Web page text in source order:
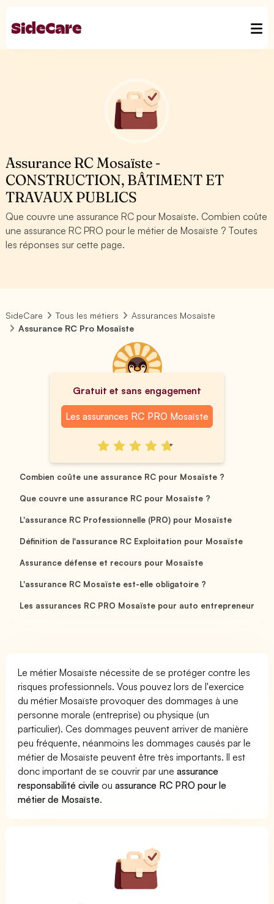
Assurance RC Mosaïste -
CONSTRUCTION, BÂTIMENT ET
TRAVAUX PUBLICS
Que couvre une assurance RC pour Mosaïste. Combien coûte
une assurance RC PRO pour le métier de Mosaïste ? Toutes
les réponses sur cette page.
SideCare Tous les métiers
Assurances Mosaïste
Assurance RC Pro Mosaïste
Gratuit et sans engagement
Les assurances RC PRO Mosaïste
Combien coûte une assurance RC pour Mosaïste ?
Que couvre une assurance RC pour Mosaïste ?
L'assurance RC Professionnelle (PRO) pour Mosaïste
Définition de l'assurance RC Exploitation pour Mosaïste
Assurance défense et recours pour Mosaïste
L'assurance RC Mosaïste est-elle obligatoire ?
Les assurances RC PRO Mosaïste pour auto entrepreneur
Le métier Mosaïste nécessite de se protéger contre les
risques professionnels. Vous pouvez lors de l'exercice
du métier Mosaïste provoquer des dommages à une
personne morale (entreprise) ou physique (un
particulier). Ces dommages peuvent arriver de manière
peu fréquente, néanmoins les dommages causés par le
métier de Mosaïste peuvent être très importants. Il est
donc important de se couvrir par uneassurance
responsabilité civile ouassurance RC PRO pour le
métier de Mosaïste.